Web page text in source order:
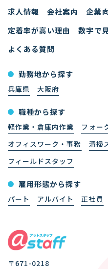
〒671-0218
求人情報 会社案内
企業
定着率が高い理由
数字で
よくある質問
勤務地から探す
兵庫県 大阪府
職種から探す
軽作業・倉庫内作業
フォー
オフィスワーク・事務
清掃
フィールドスタッフ
雇用形態から探す
パート アルバイト 正社員